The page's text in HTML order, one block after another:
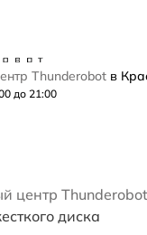
Thunderobot в
до 21:00
центр
диска